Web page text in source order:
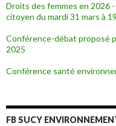
Droits des femmes en 2026
citoyen du mardi 31 mars à
Conférence-débat proposé
2025
Conférence santé
FB SUCY